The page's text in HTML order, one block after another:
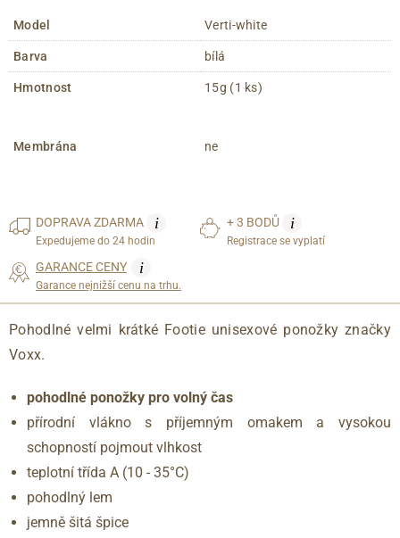
Model Verti-white
Barva bílá
Hmotnost 15g (1 ks)
Membrána ne
DOPRAVAZDARMA i
Expedujeme do 24 hodin
+ 3 BODŮ i
Registrace se vyplatí
GARANCE CENY i
Garance nejnižší cenu na trhu.
Pohodlné velmi krátké Footie unisexové ponožky značky
Voxx.
pohodlné ponožky pro volný čas
přírodní vlákno s příjemným omakem a vysokou
schopností pojmout vlhkost
teplotní třída A (10 - 35°C)
pohodlný lem
jemně šitá špice